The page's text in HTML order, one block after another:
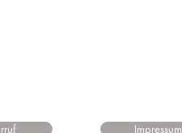
Impressum